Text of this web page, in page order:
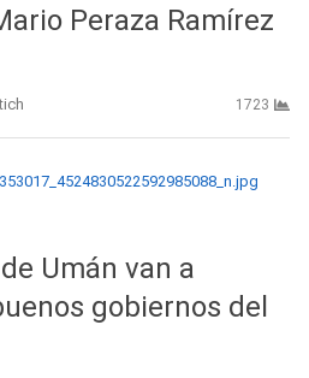
Peraza Ramírez
1723
Umán van a
gobiernos del